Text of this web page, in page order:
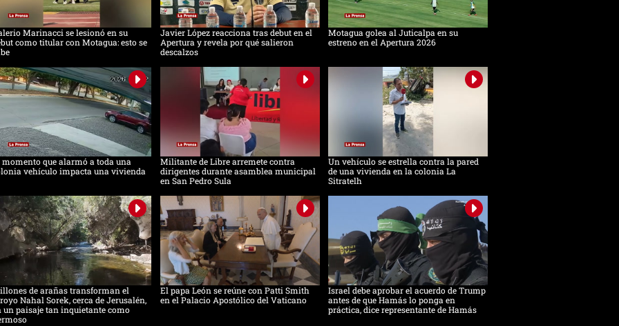
Marinacci se lesionó en su
como titular con Motagua: esto se
Javier López reacciona tras debut en el
Apertura y revela por qué salieron
descalzos
Motagua golea al Juticalpa en su
estreno en el Apertura 2026
momento que alarmó a toda una
vehículo impacta una vivienda
Militante de Libre arremete contra
dirigentes durante asamblea municipal
en San Pedro Sula
Un vehículo se estrella contra la pared
de una vivienda en la colonia La
Sitratelh
de arañas transforman el
Nahal Sorek, cerca de Jerusalén,
un paisaje tan inquietante como
El papa León se reúne con Patti Smith
en el Palacio Apostólico del Vaticano
Israel debe aprobar el acuerdo de Trump
antes de que Hamás lo ponga en
práctica, dice representante de Hamás